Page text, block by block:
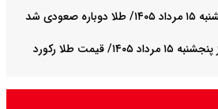
قیمت انس جهانی طلا امروز پنجشنبه ۱۵ مرداد ۱۴۰۵/ قیمت طلا رکورد